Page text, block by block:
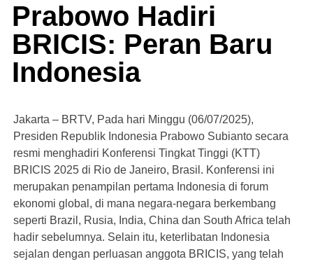
Prabowo Hadiri
BRICIS: Peran Baru
Indonesia
Jakarta – BRTV, Pada hari Minggu (06/07/2025),
Presiden Republik Indonesia Prabowo Subianto secara
resmi menghadiri Konferensi Tingkat Tinggi (KTT)
BRICIS 2025 di Rio de Janeiro, Brasil. Konferensi ini
merupakan penampilan pertama Indonesia di forum
ekonomi global, di mana negara-negara berkembang
seperti Brazil, Rusia, India, China dan South Africa telah
hadir sebelumnya. Selain itu, keterlibatan Indonesia
sejalan dengan perluasan anggota BRICIS, yang telah